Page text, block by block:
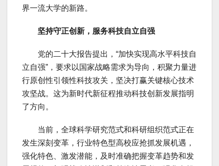
界一流大学的新路。
坚持守正创新，服务科技自立自强
党的二十大报告提出，“加快实现高水平科技自
立自强”，要求以国家战略需求为导向，积聚力量进
行原创性引领性科技攻关，坚决打赢关键核心技术
攻坚战。这为新时代新征程推动科技创新发展指明
了方向。
当前，全球科学研究范式和科研组织范式正在
发生深刻变革，行业特色型高校应抢抓发展机遇，
强化特色、激发潜能，及时准确把握变革趋势和发